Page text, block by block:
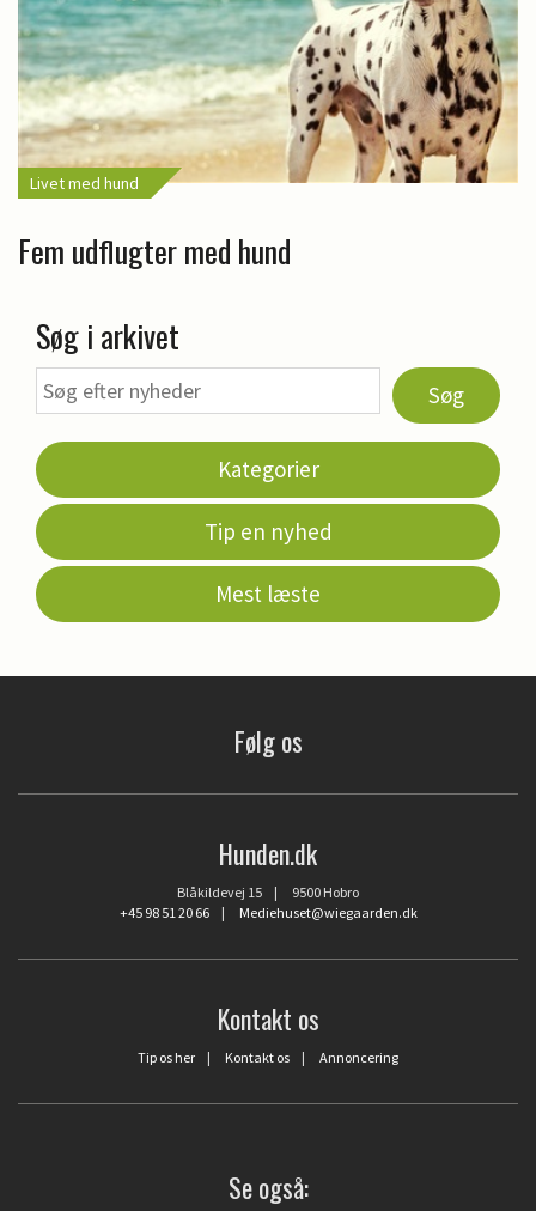
Livet med hund
Fem udflugter med hund
Søg i arkivet
Søg
Kategorier
Tip en nyhed
Mest læste
Følg os
Hunden.dk
Blåkildevej 15 | 9500 Hobro
+45 98 51 20 66| Mediehuset@wiegaarden.dk
Kontakt os
Tip os her | Kontakt os | Annoncering
Se også: